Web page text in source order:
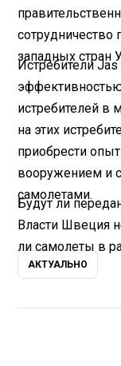
западных стран
Истребители
истребителей в
на этих
приобрести
вооружением и
самолетами.
Будут ли
Власти Швеция
ли самолеты в
АКТУАЛЬНО